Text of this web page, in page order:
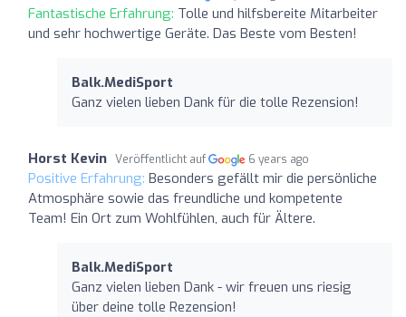
Fantastische Erfahrung: Tolle und hilfsbereite Mitarbeiter
und sehr hochwertige Geräte. Das Beste vom Besten!
Balk.MediSport
Ganz vielen lieben Dank für die tolle Rezension!
Horst Kevin Veröffentlicht auf 6 years ago
Positive Erfahrung: Besonders gefällt mir die persönliche
Atmosphäre sowie das freundliche und kompetente
Team! Ein Ort zum Wohlfühlen, auch für Ältere.
Balk.MediSport
Ganz vielen lieben Dank - wir freuen uns riesig
über deine tolle Rezension!